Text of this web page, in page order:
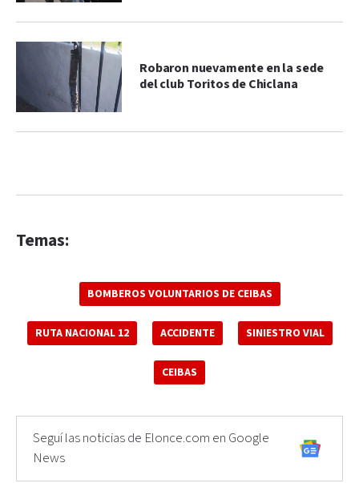
Robaron nuevamente en la sede
del club Toritos de Chiclana
Temas:
BOMBEROS VOLUNTARIOS DE CEIBAS
RUTA NACIONAL 12 ACCIDENTE SINIESTRO VIAL
CEIBAS
Seguí las noticias de Elonce.com en Google
News